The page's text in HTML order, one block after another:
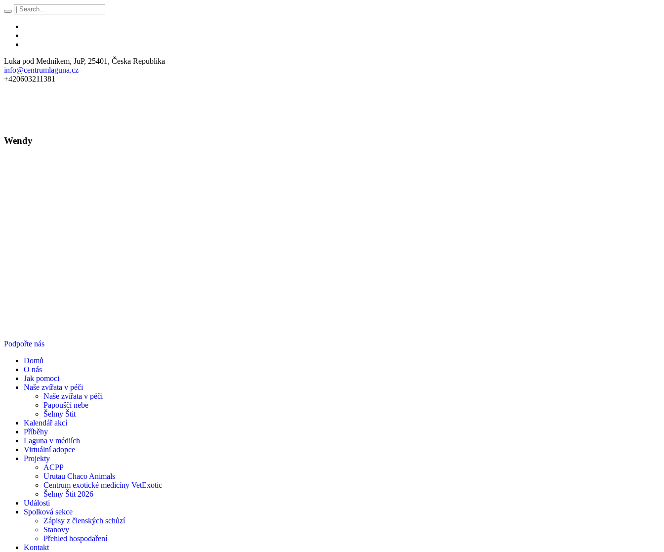
Luka pod Medníkem, JuP, 25401 , Česka Republika
info@centrumlaguna.cz
+420603211381
Podpořte nás
Domů
O nás
Jak pomoci
Naše zvířata v péči
Naše zvířata v péči
Papouščí nebe
Šelmy Štít
Kalendář akcí
Příběhy
Laguna v médiích
Virtuální adopce
Projekty
ACPP
Urutau Chaco Animals
Centrum exotické medicíny VetExotic
Šelmy Štít 2026
Události
Spolková sekce
Zápisy z členských schůzí
Stanovy
Přehled hospodaření
Kontakt
Wendy